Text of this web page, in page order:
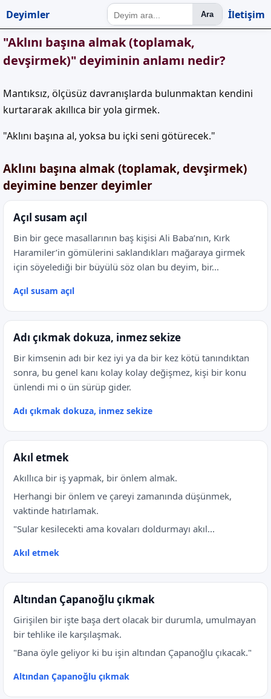
Deyimler Ara İletişim
"Aklını başına almak (toplamak,
devşirmek)" deyiminin anlamı nedir?
Mantıksız, ölçüsüz davranışlarda bulunmaktan kendini
kurtararak akıllıca bir yola girmek.
"Aklını başına al, yoksa bu içki seni götürecek."
Aklını başına almak (toplamak, devşirmek)
deyimine benzer deyimler
Açıl susam açıl
Bin bir gece masallarının baş kişisi Ali Baba’nın, Kırk
Haramiler’in gömülerini saklandıkları mağaraya girmek
için söyelediği bir büyülü söz olan bu deyim, bir...
Açıl susam açıl
Adı çıkmak dokuza, inmez sekize
Bir kimsenin adı bir kez iyi ya da bir kez kötü tanındıktan
sonra, bu genel kanı kolay kolay değişmez, kişi bir konu
ünlendi mi o ün sürüp gider.
Adı çıkmak dokuza, inmez sekize
Akıl etmek
Akıllıca bir iş yapmak, bir önlem almak.
Herhangi bir önlem ve çareyi zamanında düşünmek,
vaktinde hatırlamak.
"Sular kesilecekti ama kovaları doldurmayı akıl...
Akıl etmek
Altından Çapanoğlu çıkmak
Girişilen bir işte başa dert olacak bir durumla, umulmayan
bir tehlike ile karşılaşmak.
"Bana öyle geliyor ki bu işin altından Çapanoğlu çıkacak."
Altından Çapanoğlu çıkmak